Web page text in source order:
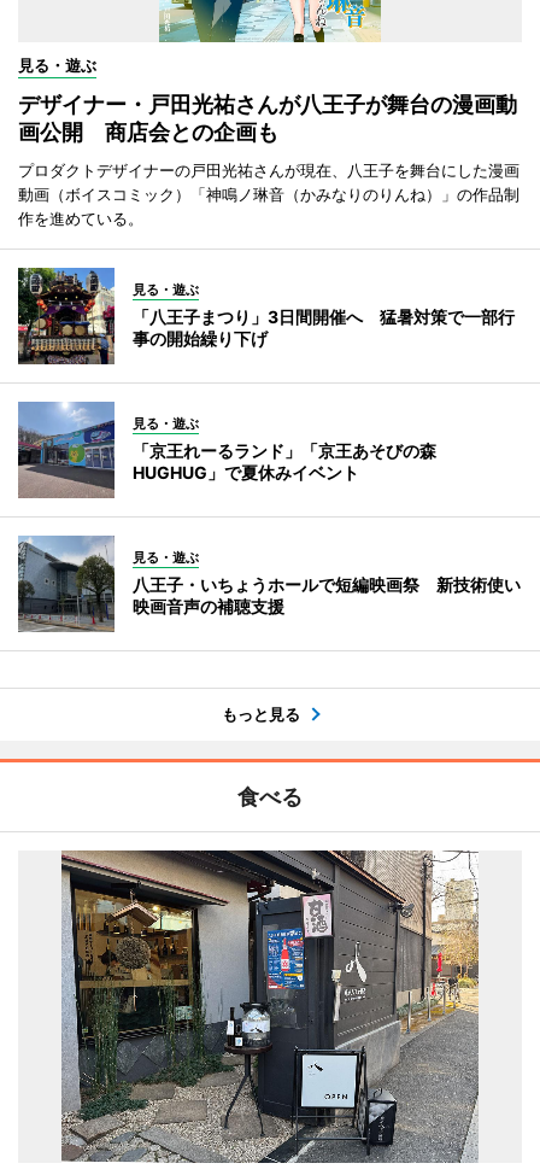
見る・遊ぶ
デザイナー・戸田光祐さんが八王子が舞台の漫画動
画公開 商店会との企画も
プロダクトデザイナーの戸田光祐さんが現在、八王子を舞台にした漫画
動画（ボイスコミック）「神鳴ノ琳音（かみなりのりんね）」の作品制
作を進めている。
見る・遊ぶ
「八王子まつり」3日間開催へ 猛暑対策で一部行
事の開始繰り下げ
見る・遊ぶ
「京王れーるランド」「京王あそびの森
HUGHUG」で夏休みイベント
見る・遊ぶ
八王子・いちょうホールで短編映画祭 新技術使い
映画音声の補聴支援
もっと見る
食べる